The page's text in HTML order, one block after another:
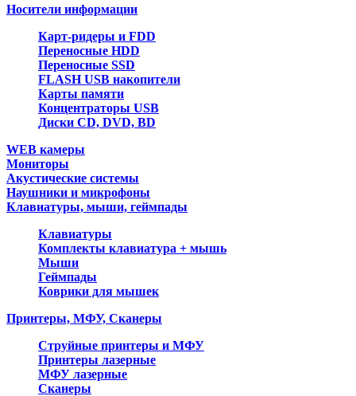
Носители информации
Карт-ридеры и FDD
Переносные HDD
Переносные SSD
FLASH USB накопители
Карты памяти
Концентраторы USB
Диски CD, DVD, BD
WEB камеры
Мониторы
Акустические системы
Наушники и микрофоны
Клавиатуры, мыши, геймпады
Клавиатуры
Комплекты клавиатура + мышь
Мыши
Геймпады
Коврики для мышек
Принтеры, МФУ, Сканеры
Струйные принтеры и МФУ
Принтеры лазерные
МФУ лазерные
Сканеры